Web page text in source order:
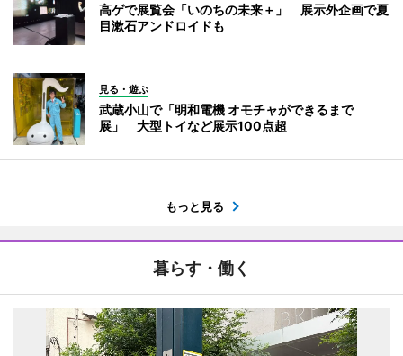
高ゲで展覧会「いのちの未来＋」 展示外企画で夏
目漱石アンドロイドも
見る・遊ぶ
武蔵小山で「明和電機 オモチャができるまで
展」 大型トイなど展示100点超
もっと見る
暮らす・働く